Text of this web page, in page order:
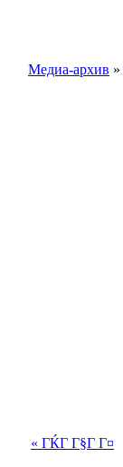
Медиа-архив »
« ГЌГ Г§Г Г¤